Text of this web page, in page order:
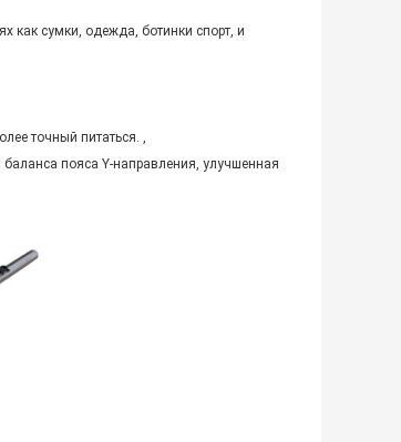
как сумки, одежда, ботинки спорт, и
точный питаться. ,
пояса Y-направления, улучшенная